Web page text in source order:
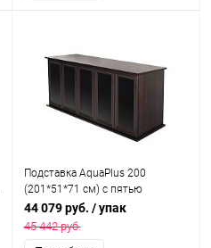
Подставка AquaPlus 200
(201*51*71 см) с пятью
дверками МДФ со стеклами,
венге, в коробке, подходит для
модели аквариума LUX П700
44 079 руб. / упак
45 442 руб.